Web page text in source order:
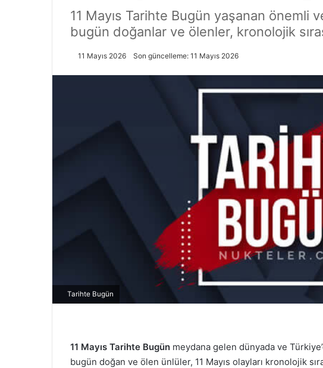
11 Mayıs Tarihte Bugün yaşanan önemli
bugün doğanlar ve ölenler, kronolojik
11 Mayıs 2026 Son güncelleme: 11 Mayıs 2026
Tarihte Bugün
11 Mayıs Tarihte Bugün meydana gelen dünyada ve
bugün doğan ve ölen ünlüler, 11 Mayıs olayları kronolojik